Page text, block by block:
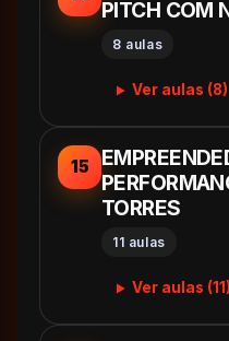
PITCH COM
8 aulas
Ver aulas (8)
15
TORRES
11 aulas
Ver aulas (11)